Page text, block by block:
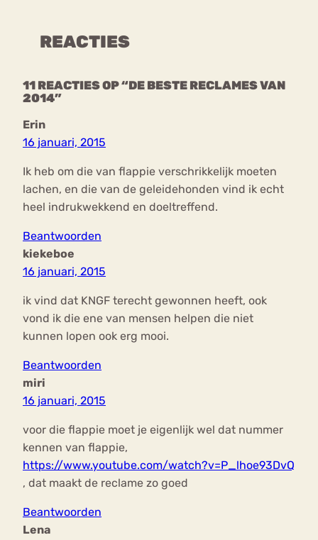
REACTIES
11 REACTIES OP “DE BESTE RECLAMES VAN
2014”
Erin
16 januari, 2015
Ik heb om die van flappie verschrikkelijk moeten
lachen, en die van de geleidehonden vind ik echt
heel indrukwekkend en doeltreffend.
Beantwoorden
kiekeboe
16 januari, 2015
ik vind dat KNGF terecht gewonnen heeft, ook
vond ik die ene van mensen helpen die niet
kunnen lopen ook erg mooi.
Beantwoorden
miri
16 januari, 2015
voor die flappie moet je eigenlijk wel dat nummer
kennen van flappie,
https://www.youtube.com/watch?v=P_lhoe93DvQ
, dat maakt de reclame zo goed
Beantwoorden
Lena